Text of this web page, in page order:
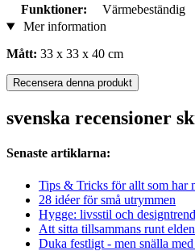
Funktioner:
Värmebeständig
Mer information
Mått: 33 x 33 x 40 cm
Recensera denna produkt
svenska recensioner
Senaste artiklarna:
Tips & Tricks för allt som har
28 idéer för små utrymmen
Hygge: livsstil och designtrend
Att sitta tillsammans runt
Duka festligt - men snälla